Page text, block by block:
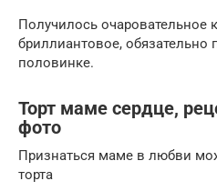
Получилось очаровательное
бриллиантовое, обязательно
половинке.
Торт маме сердце,
фото
Признаться маме в любви
торта